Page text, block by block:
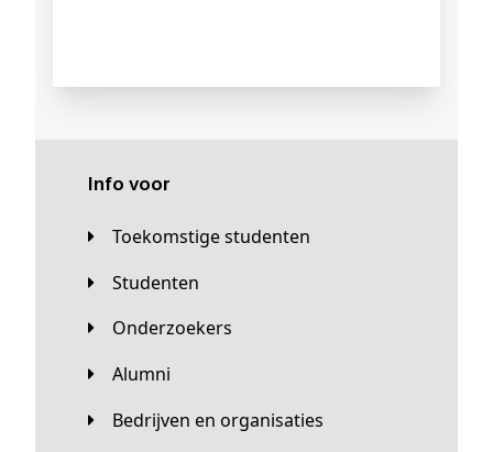
Info voor
Toekomstige studenten
Studenten
Onderzoekers
Alumni
Bedrijven en organisaties